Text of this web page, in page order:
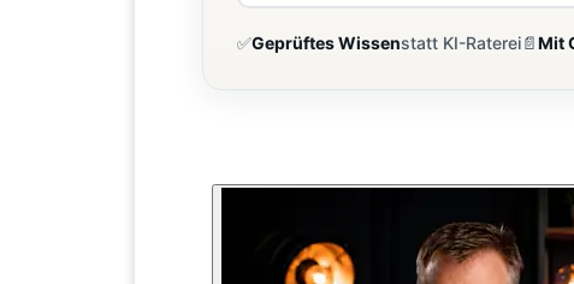
✅Geprüftes Wissenstatt KI-Raterei📄Mit